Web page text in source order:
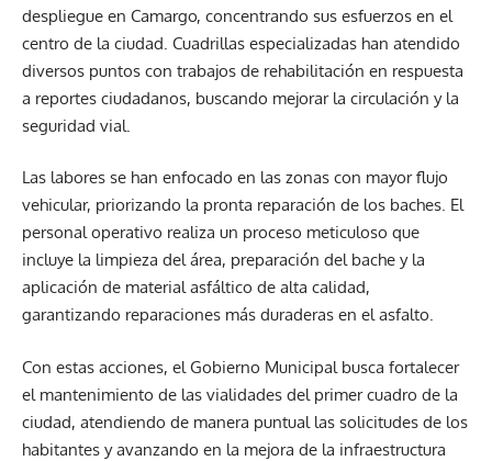
despliegue en Camargo, concentrando sus esfuerzos en el
centro de la ciudad. Cuadrillas especializadas han atendido
diversos puntos con trabajos de rehabilitación en respuesta
a reportes ciudadanos, buscando mejorar la circulación y la
seguridad vial.
Las labores se han enfocado en las zonas con mayor flujo
vehicular, priorizando la pronta reparación de los baches. El
personal operativo realiza un proceso meticuloso que
incluye la limpieza del área, preparación del bache y la
aplicación de material asfáltico de alta calidad,
garantizando reparaciones más duraderas en el asfalto.
Con estas acciones, el Gobierno Municipal busca fortalecer
el mantenimiento de las vialidades del primer cuadro de la
ciudad, atendiendo de manera puntual las solicitudes de los
habitantes y avanzando en la mejora de la infraestructura